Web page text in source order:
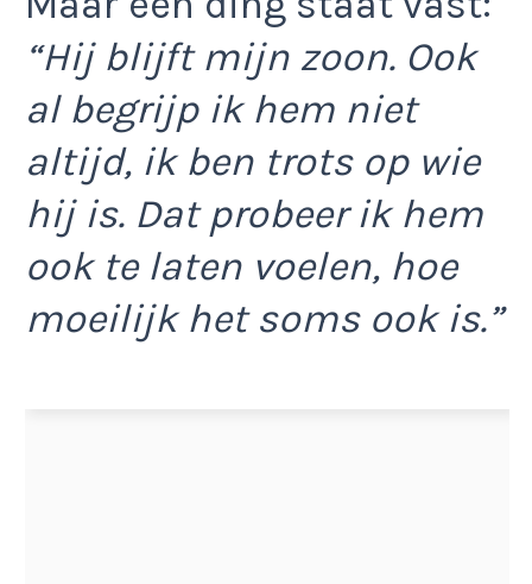
“Hij blijft mijn zoon. Ook
al begrijp ik hem niet
altijd, ik ben trots op wie
hij is. Dat probeer ik hem
ook te laten voelen, hoe
moeilijk het soms ook is.”